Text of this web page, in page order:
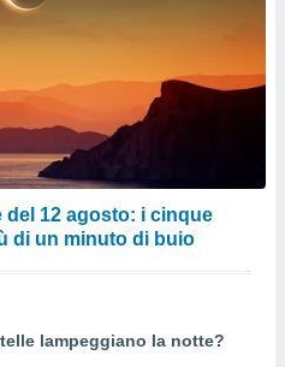
del 12 agosto: i cinque
di un minuto di buio
lampeggiano la notte?